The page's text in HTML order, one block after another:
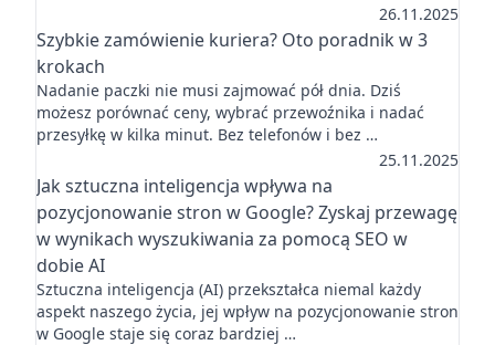
26.11.2025
Szybkie zamówienie kuriera? Oto poradnik w 3
krokach
Nadanie paczki nie musi zajmować pół dnia. Dziś
możesz porównać ceny, wybrać przewoźnika i nadać
przesyłkę w kilka minut. Bez telefonów i bez …
25.11.2025
Jak sztuczna inteligencja wpływa na
pozycjonowanie stron w Google? Zyskaj przewagę
w wynikach wyszukiwania za pomocą SEO w
dobie AI
Sztuczna inteligencja (AI) przekształca niemal każdy
aspekt naszego życia, jej wpływ na pozycjonowanie stron
w Google staje się coraz bardziej …